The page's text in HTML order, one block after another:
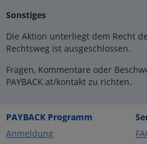
Sonstiges
Die Aktion unterliegt dem Recht
Rechtsweg ist ausgeschlossen.
Fragen, Kommentare oder
PAYBACK.at/kontakt zu richten.
PAYBACK Programm
Anmeldung